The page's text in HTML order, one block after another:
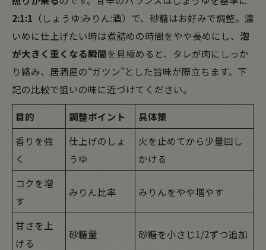
2:1:1 （しょうゆ:みりん:酒）で、砂糖はお好みで調整。濃
いめに仕上げたい時は煮詰めの時間をやや長めにし、 泡
が大きく重くなる瞬間を見極めると、タレが肉にしっか
り絡み、居酒屋の“ガツン”とした旨味が際立ちます。下
記の比較で狙いの味に近づけてください。
目的 調整ポイント
具体策
香りを強
く
仕上げのしょ
うゆ
火を止めてから少量回し
かける
コクを増
す
みりん比率 みりんをやや増やす
甘さを上
げる
砂糖量 砂糖を小さじ1/2ずつ追加